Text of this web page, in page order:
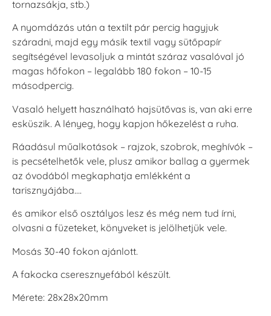
tornazsákja, stb.)
A nyomdázás után a textilt pár percig hagyjuk
száradni, majd egy másik textil vagy sütőpapír
segítségével levasoljuk a mintát száraz vasalóval jó
magas hőfokon – legalább 180 fokon – 10-15
másodpercig.
Vasaló helyett használható hajsütővas is, van aki erre
esküszik. A lényeg, hogy kapjon hőkezelést a ruha.
Ráadásul műalkotások – rajzok, szobrok, meghívók –
is pecsételhetők vele, plusz amikor ballag a gyermek
az óvodából megkaphatja emlékként a
tarisznyájába….
és amikor első osztályos lesz és még nem tud írni,
olvasni a füzeteket, könyveket is jelölhetjük vele.
Mosás 30-40 fokon ajánlott.
A fakocka cseresznyefából készült.
Mérete: 28x28x20mm